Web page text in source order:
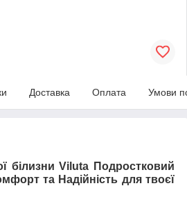
Доставка Оплата Умови
білизни Viluta Подростковий
та Надійність для твоєї